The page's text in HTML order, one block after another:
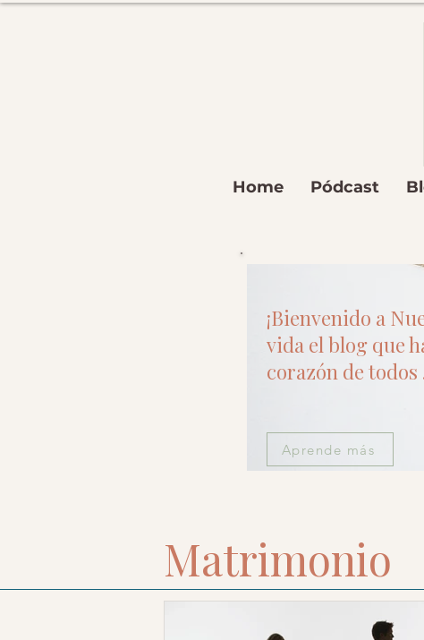
Home Pódcast
Aprende más
¡Bienvenido a
vida el blog que
corazón de todos
Matrimonio